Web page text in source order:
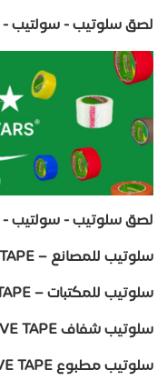
لصق سلوتيب - سولتيب
لصق سلوتيب - سولتيب
سلوتيب للمصانع – FACTORY ORIGINAL ADHESIVE TAPE
سلوتيب للمكتبات – OFFICE ORIGINAL ADHESIVE TAPE
سلوتيب شفاف SCOTCH ADHESIVE TAPE
سلوتيب مطبوع PRINTED ADHESIVE TAPE